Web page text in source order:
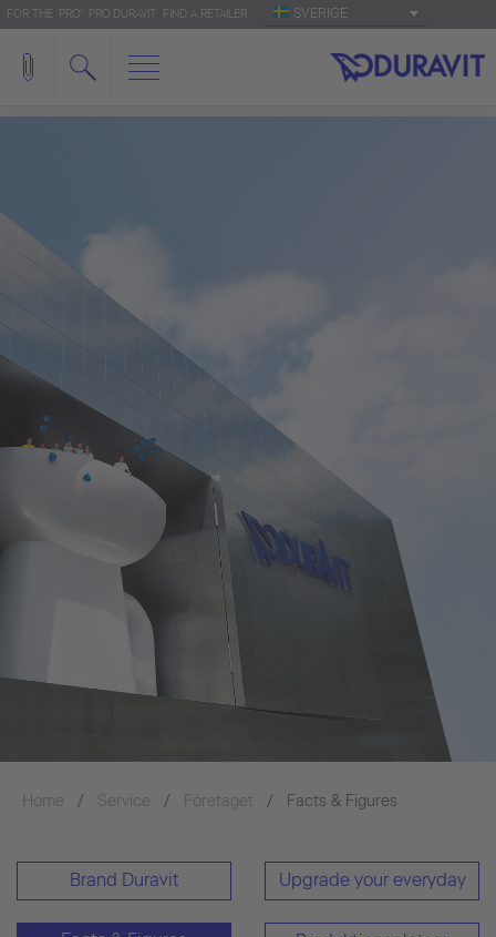
FOR THE 'PRO': PRO.DURAVIT FIND A RETAILER SVERIGE
Home Service Företaget Facts & Figures
Brand Duravit Upgrade your everyday